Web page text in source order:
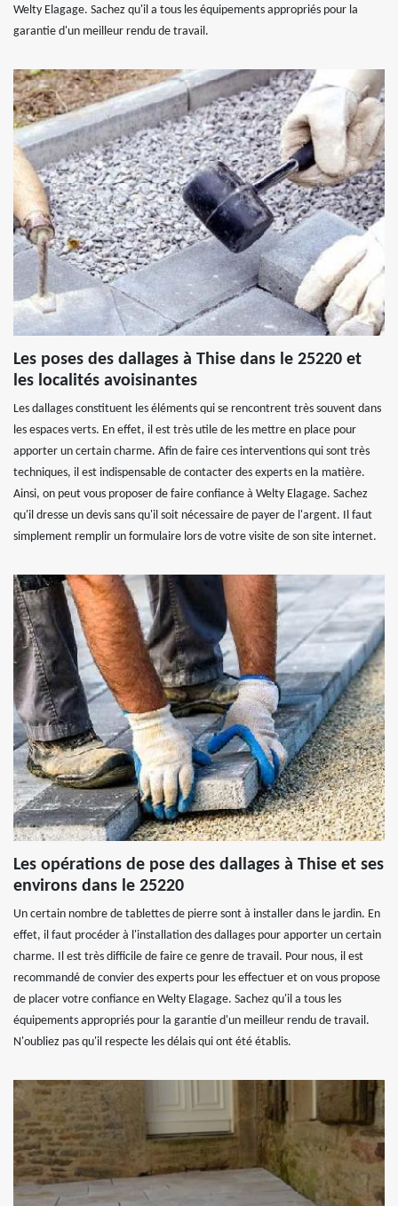
Welty Elagage. Sachez qu'il a tous les équipements appropriés pour la
garantie d'un meilleur rendu de travail.
Les poses des dallages à Thise dans le 25220 et
les localités avoisinantes
Les dallages constituent les éléments qui se rencontrent très souvent dans
les espaces verts. En effet, il est très utile de les mettre en place pour
apporter un certain charme. Afin de faire ces interventions qui sont très
techniques, il est indispensable de contacter des experts en la matière.
Ainsi, on peut vous proposer de faire confiance à Welty Elagage. Sachez
qu'il dresse un devis sans qu'il soit nécessaire de payer de l'argent. Il faut
simplement remplir un formulaire lors de votre visite de son site internet.
Les opérations de pose des dallages à Thise et ses
environs dans le 25220
Un certain nombre de tablettes de pierre sont à installer dans le jardin. En
effet, il faut procéder à l'installation des dallages pour apporter un certain
charme. Il est très difficile de faire ce genre de travail. Pour nous, il est
recommandé de convier des experts pour les effectuer et on vous propose
de placer votre confiance en Welty Elagage. Sachez qu'il a tous les
équipements appropriés pour la garantie d'un meilleur rendu de travail.
N'oubliez pas qu'il respecte les délais qui ont été établis.